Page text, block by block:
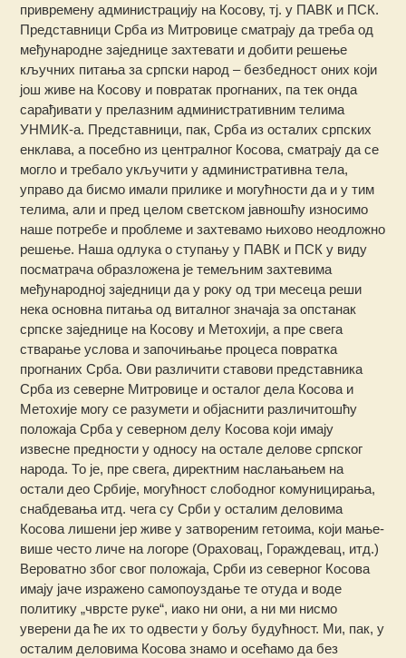
привремену администрацију на Косову, тј. у ПАВК и ПСК.
Представници Срба из Митровице сматрају да треба од
међународне заједнице захтевати и добити решење
кључних питања за српски народ – безбедност оних који
још живе на Косову и повратак прогнаних, па тек онда
сарађивати у прелазним административним телима
УНМИК-а. Представници, пак, Срба из осталих српских
енклава, а посебно из централног Косова, сматрају да се
могло и требало укључити у административна тела,
управо да бисмо имали прилике и могућности да и у тим
телима, али и пред целом светском јавношћу износимо
наше потребе и проблеме и захтевамо њихово неодложно
решење. Наша одлука о ступању у ПАВК и ПСК у виду
посматрача образложена је темељним захтевима
међународној заједници да у року од три месеца реши
нека основна питања од виталног значаја за опстанак
српске заједнице на Косову и Метохији, а пре свега
стварање услова и започињање процеса повратка
прогнаних Срба. Ови различити ставови представника
Срба из северне Митровице и осталог дела Косова и
Метохије могу се разумети и објаснити различитошћу
положаја Срба у северном делу Косова који имају
извесне предности у односу на остале делове српског
народа. То је, пре свега, директним наслањањем на
остали део Србије, могућност слободног комуницирања,
снабдевања итд. чега су Срби у осталим деловима
Косова лишени јер живе у затвореним гетоима, који мање-
више често личе на логоре (Ораховац, Гораждевац, итд.)
Вероватно због свог положаја, Срби из северног Косова
имају јаче изражено самопоуздање те отуда и воде
политику „чврсте руке“, иако ни они, а ни ми нисмо
уверени да ће их то одвести у бољу будућност. Ми, пак, у
осталим деловима Косова знамо и осећамо да без